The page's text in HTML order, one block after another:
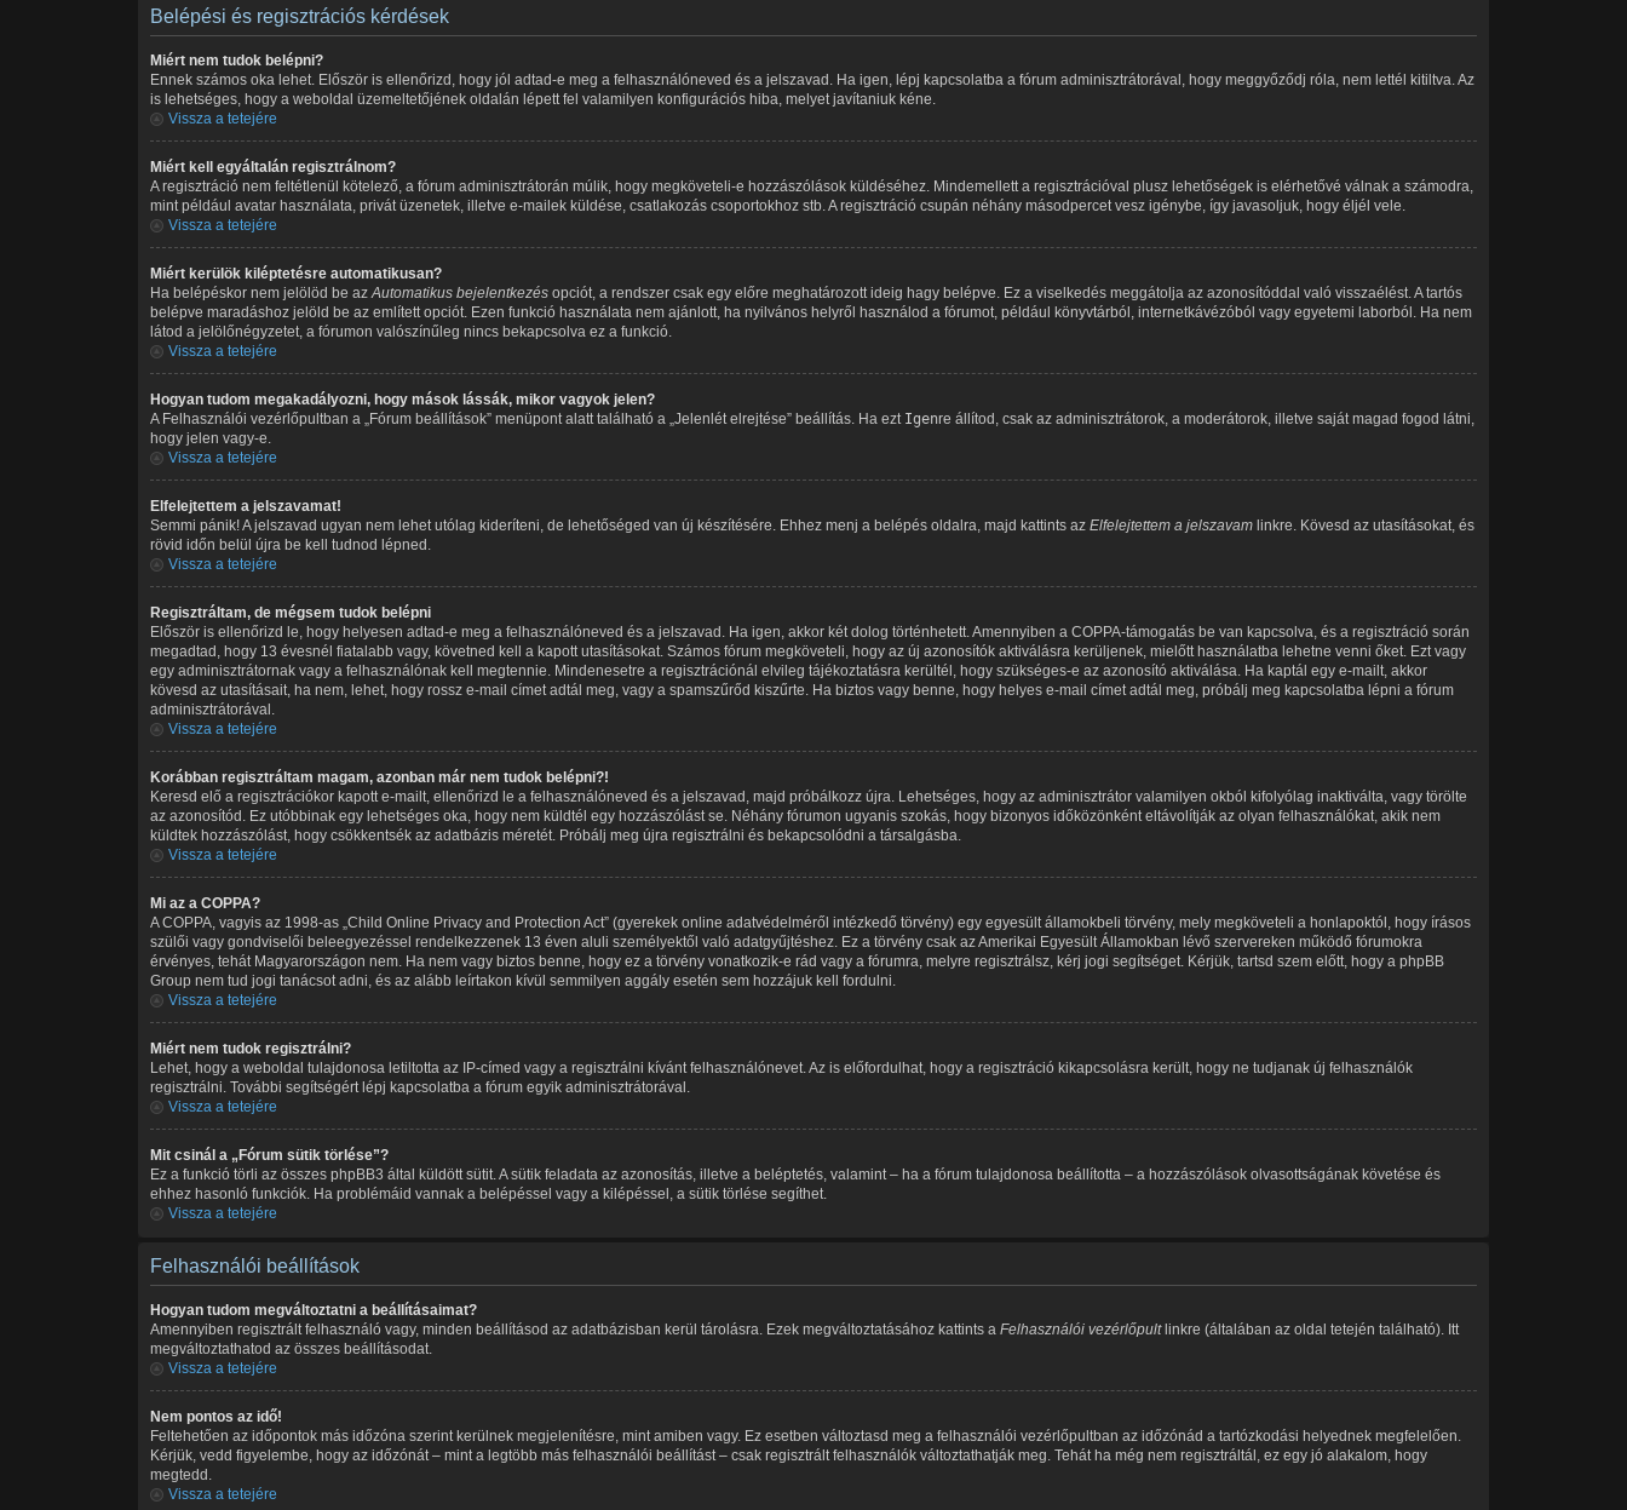
Belépési és regisztrációs kérdések
Miért nem tudok belépni?
Ennek számos oka lehet. Először is ellenőrizd, hogy jól adtad-e meg a felhasználóneved és a jelszavad. Ha igen, lépj kapcsolatba a fórum adminisztrátorával, hogy meggyőződj róla, nem lettél kitiltva. Az
is lehetséges, hogy a weboldal üzemeltetőjének oldalán lépett fel valamilyen konfigurációs hiba, melyet javítaniuk kéne.
Vissza a tetejére
Miért kell egyáltalán regisztrálnom?
A regisztráció nem feltétlenül kötelező, a fórum adminisztrátorán múlik, hogy megköveteli-e hozzászólások küldéséhez. Mindemellett a regisztrációval plusz lehetőségek is elérhetővé válnak a számodra,
mint például avatar használata, privát üzenetek, illetve e-mailek küldése, csatlakozás csoportokhoz stb. A regisztráció csupán néhány másodpercet vesz igénybe, így javasoljuk, hogy éljél vele.
Vissza a tetejére
Miért kerülök kiléptetésre automatikusan?
Ha belépéskor nem jelölöd be azAutomatikus bejelentkezés opciót, a rendszer csak egy előre meghatározott ideig hagy belépve. Ez a viselkedés meggátolja az azonosítóddal való visszaélést. A tartós
belépve maradáshoz jelöld be az említett opciót. Ezen funkció használata nem ajánlott, ha nyilvános helyről használod a fórumot, például könyvtárból, internetkávézóból vagy egyetemi laborból. Ha nem
látod a jelölőnégyzetet, a fórumon valószínűleg nincs bekapcsolva ez a funkció.
Vissza a tetejére
Hogyan tudom megakadályozni, hogy mások lássák, mikor vagyok jelen?
A Felhasználói vezérlőpultban a „Fórum beállítások” menüpont alatt található a „Jelenlét elrejtése” beállítás. Ha ezt Igenre állítod, csak az adminisztrátorok, a moderátorok, illetve saját magad fogod látni,
hogy jelen vagy-e.
Vissza a tetejére
Elfelejtettem a jelszavamat!
Semmi pánik! A jelszavad ugyan nem lehet utólag kideríteni, de lehetőséged van új készítésére. Ehhez menj a belépés oldalra, majd kattints azElfelejtettem a jelszavam linkre. Kövesd az utasításokat, és
rövid időn belül újra be kell tudnod lépned.
Vissza a tetejére
Regisztráltam, de mégsem tudok belépni
Először is ellenőrizd le, hogy helyesen adtad-e meg a felhasználóneved és a jelszavad. Ha igen, akkor két dolog történhetett. Amennyiben a COPPA-támogatás be van kapcsolva, és a regisztráció során
megadtad, hogy 13 évesnél fiatalabb vagy, követned kell a kapott utasításokat. Számos fórum megköveteli, hogy az új azonosítók aktiválásra kerüljenek, mielőtt használatba lehetne venni őket. Ezt vagy
egy adminisztrátornak vagy a felhasználónak kell megtennie. Mindenesetre a regisztrációnál elvileg tájékoztatásra kerültél, hogy szükséges-e az azonosító aktiválása. Ha kaptál egy e-mailt, akkor
kövesd az utasításait, ha nem, lehet, hogy rossz e-mail címet adtál meg, vagy a spamszűrőd kiszűrte. Ha biztos vagy benne, hogy helyes e-mail címet adtál meg, próbálj meg kapcsolatba lépni a fórum
adminisztrátorával.
Vissza a tetejére
Korábban regisztráltam magam, azonban már nem tudok belépni?!
Keresd elő a regisztrációkor kapott e-mailt, ellenőrizd le a felhasználóneved és a jelszavad, majd próbálkozz újra. Lehetséges, hogy az adminisztrátor valamilyen okból kifolyólag inaktiválta, vagy törölte
az azonosítód. Ez utóbbinak egy lehetséges oka, hogy nem küldtél egy hozzászólást se. Néhány fórumon ugyanis szokás, hogy bizonyos időközönként eltávolítják az olyan felhasználókat, akik nem
küldtek hozzászólást, hogy csökkentsék az adatbázis méretét. Próbálj meg újra regisztrálni és bekapcsolódni a társalgásba.
Vissza a tetejére
Mi az a COPPA?
A COPPA, vagyis az 1998-as „Child Online Privacy and Protection Act” (gyerekek online adatvédelméről intézkedő törvény) egy egyesült államokbeli törvény, mely megköveteli a honlapoktól, hogy írásos
szülői vagy gondviselői beleegyezéssel rendelkezzenek 13 éven aluli személyektől való adatgyűjtéshez. Ez a törvény csak az Amerikai Egyesült Államokban lévő szervereken működő fórumokra
érvényes, tehát Magyarországon nem. Ha nem vagy biztos benne, hogy ez a törvény vonatkozik-e rád vagy a fórumra, melyre regisztrálsz, kérj jogi segítséget. Kérjük, tartsd szem előtt, hogy a phpBB
Group nem tud jogi tanácsot adni, és az alább leírtakon kívül semmilyen aggály esetén sem hozzájuk kell fordulni.
Vissza a tetejére
Miért nem tudok regisztrálni?
Lehet, hogy a weboldal tulajdonosa letiltotta az IP-címed vagy a regisztrálni kívánt felhasználónevet. Az is előfordulhat, hogy a regisztráció kikapcsolásra került, hogy ne tudjanak új felhasználók
regisztrálni. További segítségért lépj kapcsolatba a fórum egyik adminisztrátorával.
Vissza a tetejére
Mit csinál a „Fórum sütik törlése”?
Ez a funkció törli az összes phpBB3 által küldött sütit. A sütik feladata az azonosítás, illetve a beléptetés, valamint – ha a fórum tulajdonosa beállította – a hozzászólások olvasottságának követése és
ehhez hasonló funkciók. Ha problémáid vannak a belépéssel vagy a kilépéssel, a sütik törlése segíthet.
Vissza a tetejére
Felhasználói beállítások
Hogyan tudom megváltoztatni a beállításaimat?
Amennyiben regisztrált felhasználó vagy, minden beállításod az adatbázisban kerül tárolásra. Ezek megváltoztatásához kattints aFelhasználói vezérlőpultlinkre (általában az oldal tetején található). Itt
megváltoztathatod az összes beállításodat.
Vissza a tetejére
Nem pontos az idő!
Feltehetően az időpontok más időzóna szerint kerülnek megjelenítésre, mint amiben vagy. Ez esetben változtasd meg a felhasználói vezérlőpultban az időzónád a tartózkodási helyednek megfelelően.
Kérjük, vedd figyelembe, hogy az időzónát – mint a legtöbb más felhasználói beállítást – csak regisztrált felhasználók változtathatják meg. Tehát ha még nem regisztráltál, ez egy jó alakalom, hogy
megtedd.
Vissza a tetejére